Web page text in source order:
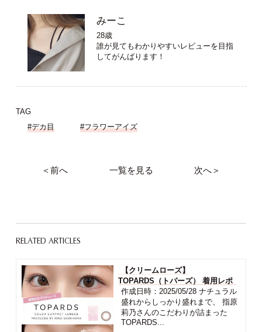
みーこ
28歳
誰が見てもわかりやすいレビューを目指
してがんばります！
TAG
#デカ目
#フラワーアイズ
＜前へ 一覧を見る 次へ＞
RELATED ARTICLES
【クリームローズ】
TOPARDS（トパーズ） 着用レポ
作成日時：2025/05/28 ナチュラル
盛れからしっかり盛れまで、 指原
莉乃さんのこだわりが詰まった
TOPARDS...